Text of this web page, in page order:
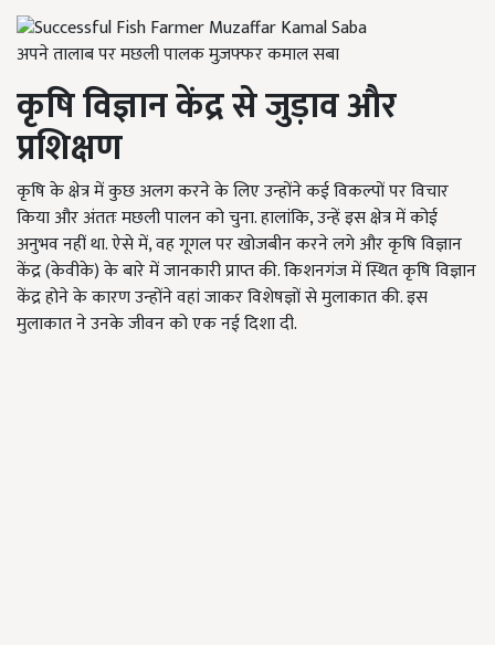
अपने तालाब पर मछली पालक मुज़फ्फर कमाल सबा
कृषि विज्ञान केंद्र से जुड़ाव और
प्रशिक्षण
कृषि के क्षेत्र में कुछ अलग करने के लिए उन्होंने कई विकल्पों पर विचार
किया और अंततः मछली पालन को चुना. हालांकि, उन्हें इस क्षेत्र में कोई
अनुभव नहीं था. ऐसे में, वह गूगल पर खोजबीन करने लगे और कृषि विज्ञान
केंद्र (केवीके) के बारे में जानकारी प्राप्त की. किशनगंज में स्थित कृषि विज्ञान
केंद्र होने के कारण उन्होंने वहां जाकर विशेषज्ञों से मुलाकात की. इस
मुलाकात ने उनके जीवन को एक नई दिशा दी.